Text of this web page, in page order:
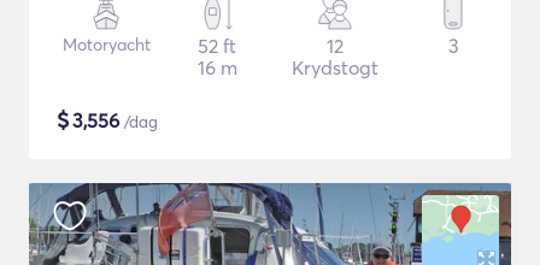
Motoryacht
52 ft
16 m
12
Krydstogt
3
$3,556 /dag